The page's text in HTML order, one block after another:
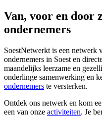
Van, voor en door
ondernemers
SoestNetwerkt is een netwerk
ondernemers in Soest en
maandelijks leerzame en
onderlinge samenwerking en
ondernemers te versterken.
Ontdek ons netwerk en kom
een van onze activiteiten. Je